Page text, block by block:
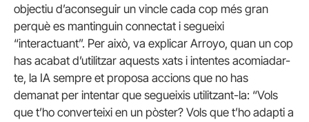
objectiu d’aconseguir un vincle cada cop més gran
perquè es mantinguin connectat i segueixi
“interactuant”. Per això, va explicar Arroyo, quan un cop
has acabat d’utilitzar aquests xats i intentes acomiadar-
te, la IA sempre et proposa accions que no has
demanat per intentar que segueixis utilitzant-la: “Vols
que t’ho converteixi en un pòster? Vols que t’ho adapti a